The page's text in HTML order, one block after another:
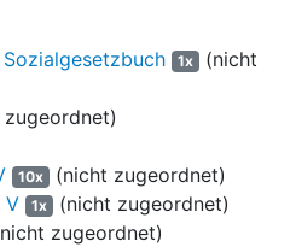
(Bing-Horton-Syndrom).
der ältesten modernen
und wurde bereits 1967 klinisch
von Klinikpackungen – in zwei
100 Tabletten (450mg bzw. 12,2
des früheren
und Krankenkassen als
1x (nicht
10x (nicht zugeordnet)
V
1x (nicht zugeordnet)
zugeordnet)